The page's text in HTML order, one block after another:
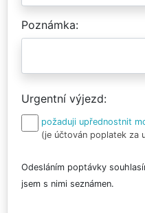
Poznámka
Urgentní výjezd
požaduji upřednostnit
(je účtován poplatek za
Odesláním poptávky
jsem s nimi seznámen.